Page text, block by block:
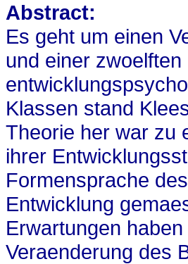
Abstract:
Es geht um einen
und einer
Klassen stand
Theorie her war zu
ihrer
Formensprache
Entwicklung
Erwartungen
Veraenderung des